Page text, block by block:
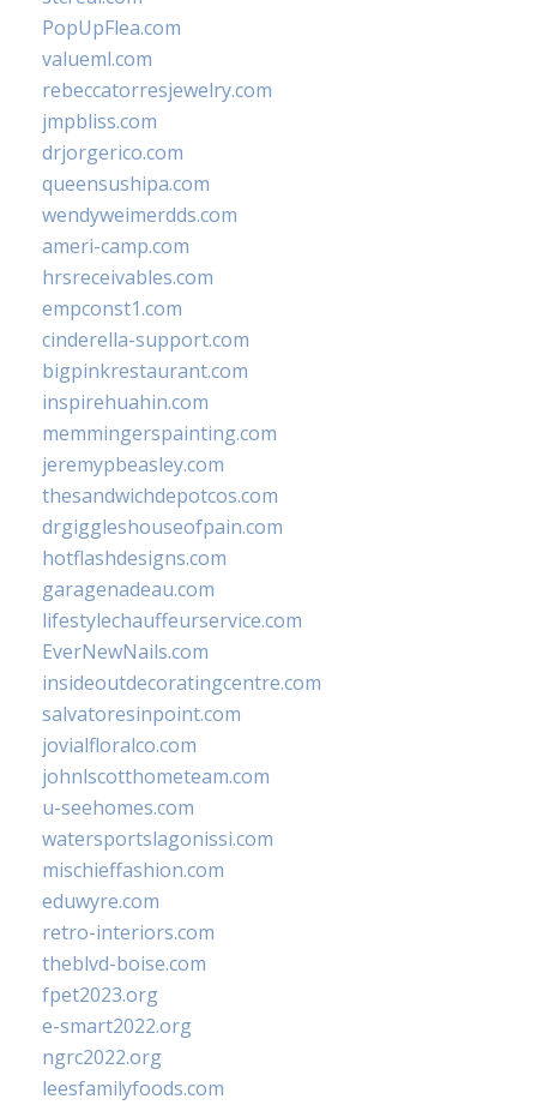
PopUpFlea.com
valueml.com
rebeccatorresjewelry.com
jmpbliss.com
drjorgerico.com
queensushipa.com
wendyweimerdds.com
ameri-camp.com
hrsreceivables.com
empconst1.com
cinderella-support.com
bigpinkrestaurant.com
inspirehuahin.com
memmingerspainting.com
jeremypbeasley.com
thesandwichdepotcos.com
drgiggleshouseofpain.com
hotflashdesigns.com
garagenadeau.com
lifestylechauffeurservice.com
EverNewNails.com
insideoutdecoratingcentre.com
salvatoresinpoint.com
jovialfloralco.com
johnlscotthometeam.com
u-seehomes.com
watersportslagonissi.com
mischieffashion.com
eduwyre.com
retro-interiors.com
theblvd-boise.com
fpet2023.org
e-smart2022.org
ngrc2022.org
leesfamilyfoods.com